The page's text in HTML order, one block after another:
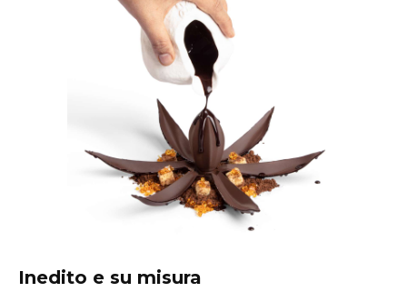
Inedito e su misura